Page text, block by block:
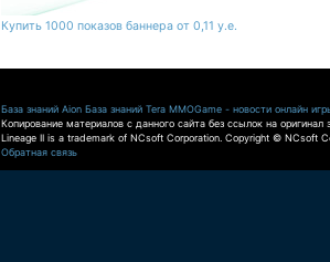
Купить 1000 показов баннера от 0,11 у.е.
База знаний Aion База знаний Tera MMOGame - новости онлайн
Копирование материалов с данного сайта без ссылок на оригинал
Lineage II is a trademark of NCsoft Corporation. Copyright © NCsoft
Обратная связь